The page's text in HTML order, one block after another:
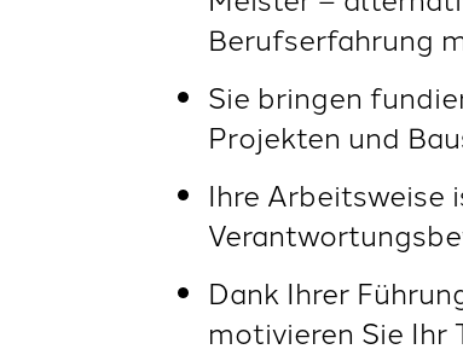
Berufserfahrung
Sie bringen
Projekten und
Ihre Arbeitsweise
Dank Ihrer
motivieren Sie